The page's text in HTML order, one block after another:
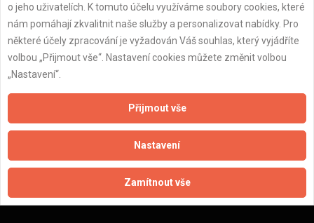
Důležité informace
Zpracování a ochrana osobních údajů
Zásady pro používání souborů cookie
Obchodní podmínky (zprostředkování)
o jeho uživatelích. K tomuto účelu využíváme soubory cookies, které
nám pomáhají zkvalitnit naše služby a personalizovat nabídky. Pro
některé účely zpracování je vyžadován Váš souhlas, který vyjádříte
volbou „Přijmout vše“. Nastavení cookies můžete změnit volbou
„Nastavení“.
Přijmout vše
Nastavení
Zamítnout vše